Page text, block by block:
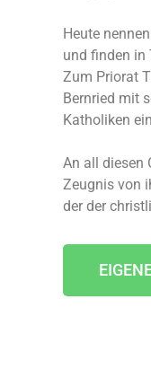
Heute
und finden in
Zum Priorat
Bernried mit
Katholiken
An all diesen
Zeugnis von
der der